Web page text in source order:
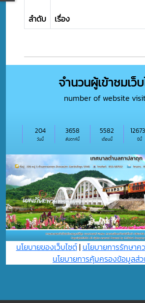
ลำดับ เรื่อง
จำนวนผู้เข้าชมเว็
number of website
วันนี้
204
สัปดาห์นี้
3658
เดือนนี้
5582
ปีนี้
นโยบายของเว็บไซต์| นโยบายการรักษา
นโยบายการคุ้มครองข้อมูลส่